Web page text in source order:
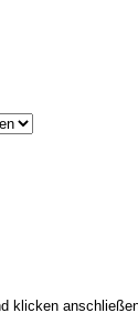
klicken